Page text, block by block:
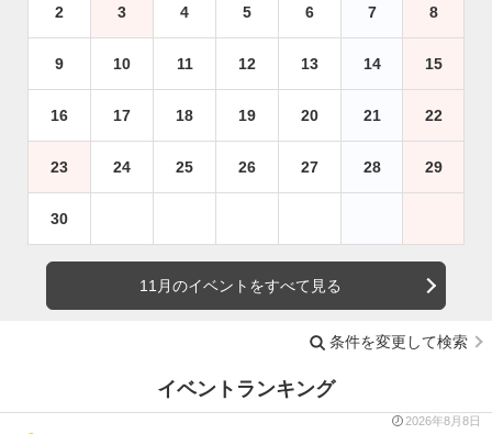
2 3 4 5 6 7 8
9 10 11 12 13 14 15
16 17 18 19 20 21 22
23 24 25 26 27 28 29
30
11月のイベントをすべて見る
条件を変更して検索
イベントランキング
2026年8月8日